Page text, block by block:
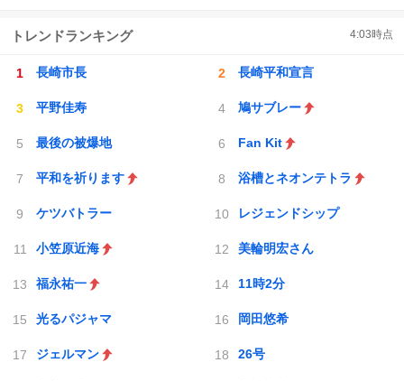
トレンドランキング 4:03時点
長崎市長 長崎平和宣言
平野佳寿 鳩サブレー
最後の被爆地 Fan Kit
平和を祈ります 浴槽とネオンテトラ
ケツバトラー レジェンドシップ
小笠原近海 美輪明宏さん
福永祐一 11時2分
光るパジャマ 岡田悠希
ジェルマン 26号